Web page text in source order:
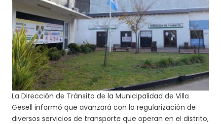
La Dirección de Tránsito de la Municipalidad de Villa
Gesell informó que avanzará con la regularización de
diversos servicios de transporte que operan en el distrito,